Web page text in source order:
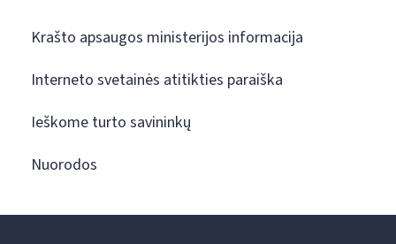
Krašto apsaugos ministerijos informacija
Interneto svetainės atitikties paraiška
Ieškome turto savininkų
Nuorodos